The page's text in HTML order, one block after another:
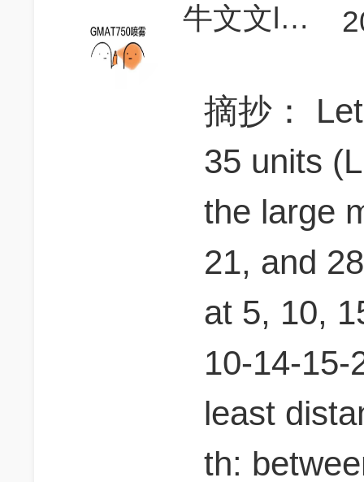
牛文文lauren
摘抄：
35 units
the large
21, and
at 5, 10,
10-14-15-
least
th: